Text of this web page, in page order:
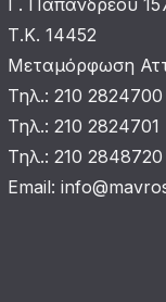
Γ. Παπανδρέου
Τ.Κ. 14452
Μεταμόρφωση
Τηλ.: 210 2824700
Τηλ.: 210 2824701
Τηλ.: 210 2848720
Email: